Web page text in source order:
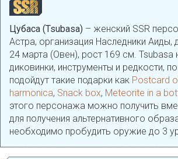
Цубаса (Tsubasa) – женский SSR
Астра, организация Наследники Аиды,
24 марта (Овен), рост 169 см. Tsubasa
диковинки, инструменты и редкости,
подойдут такие подарки как Postcard
harmonica, Snack box, Meteorite in a
этого персонажа можно получить
для получения альтернативного
необходимо пробудить оружие до 3